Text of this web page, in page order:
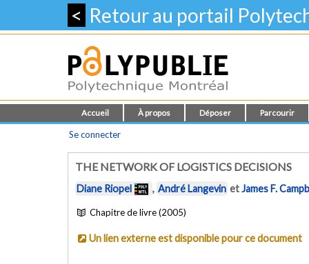
< Retour au portail
Accueil À propos Déposer Parcourir
Se connecter
THE NETWORK OF LOGISTICS DECISIONS
Diane Riopel , André Langevin etJames F.
Chapitre de livre (2005)
Un lien externe est disponible pour ce document